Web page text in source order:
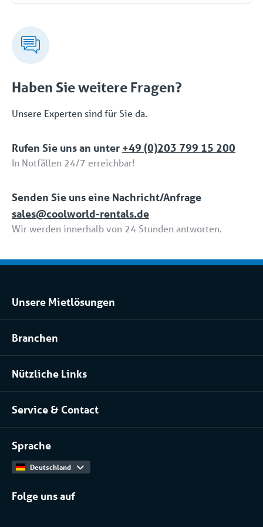
Zertifizierungen: ISO 9001 (Qualität), ISO 45001
(Sicherheit) und ISO 14001 (Umwelt).
Haben Sie weitere Fragen?
Unsere Experten sind für Sie da.
Rufen Sie uns an unter +49 (0)203 799 15 200
In Notfällen 24/7 erreichbar!
Senden Sie uns eine Nachricht/Anfrage
sales@coolworld-rentals.de
Wir werden innerhalb von 24 Stunden antworten.
Unsere Mietlösungen
Kühlraum und Tiefkühlraum mieten
Prozessanlage mieten
Klimatisierung mieten
Branchen
Pharma
Installateure
Lebensmittel
Nützliche Links
Über uns
Unser Team
Arbeiten bei
Produktkatalog
Service & Contact
Kontakt
Sprache
Deutschland
Folge uns auf